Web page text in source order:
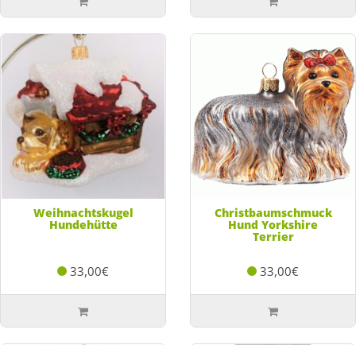
Weihnachtskugel
Hundehütte
33,00€
Christbaumschmuck
Hund Yorkshire
Terrier
33,00€